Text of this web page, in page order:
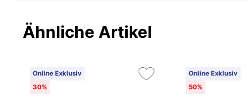
Ähnliche Artikel
Online Exklusiv
30%
Online Exklusiv
50%